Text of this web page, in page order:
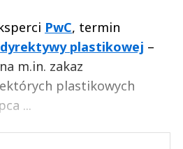
PwC, termin
dyrektywy plastikowej –
m.in. zakaz
plastikowych
...